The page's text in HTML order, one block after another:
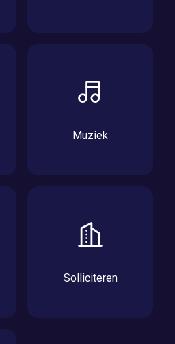
Muziek
Solliciteren